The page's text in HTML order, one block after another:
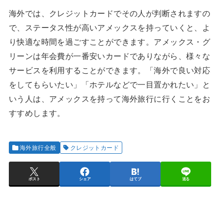
海外では、クレジットカードでその人が判断されますの
で、ステータス性が高いアメックスを持っていくと、よ
り快適な時間を過ごすことができます。アメックス・グ
リーンは年会費が一番安いカードでありながら、様々な
サービスを利用することができます。「海外で良い対応
をしてもらいたい」「ホテルなどで一目置かれたい」と
いう人は、アメックスを持って海外旅行に行くことをお
すすめします。
海外旅行全般 クレジットカード
ポスト シェア はてブ 送る